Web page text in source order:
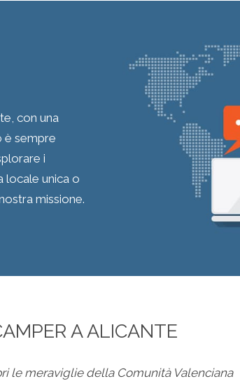
con una
è sempre
i
locale unica o
missione.
A ALICANTE
le meraviglie della Comunità Valenciana